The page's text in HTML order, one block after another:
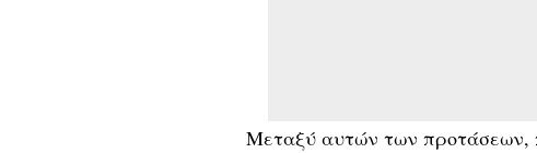
Μεταξύ αυτών των προτάσεων,